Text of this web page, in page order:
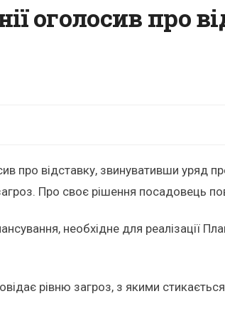
оголосив про
про відставку, звинувативши уряд
Про своє рішення посадовець
необхідне для реалізації
рівню загроз, з якими